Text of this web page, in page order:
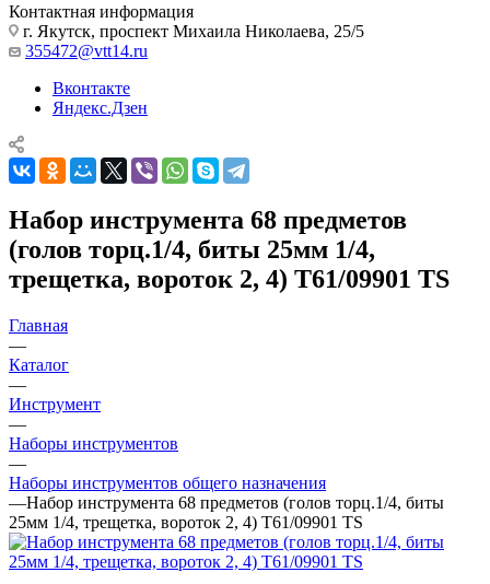
Контактная информация
г. Якутск, проспект Михаила Николаева, 25/5
355472@vtt14.ru
Вконтакте
Яндекс.Дзен
Набор инструмента 68 предметов
(голов торц.1/4, биты 25мм 1/4,
трещетка, вороток 2, 4) T61/09901 TS
Главная
—
Каталог
—
Инструмент
—
Наборы инструментов
—
Наборы инструментов общего назначения
—Набор инструмента 68 предметов (голов торц.1/4, биты
25мм 1/4, трещетка, вороток 2, 4) T61/09901 TS